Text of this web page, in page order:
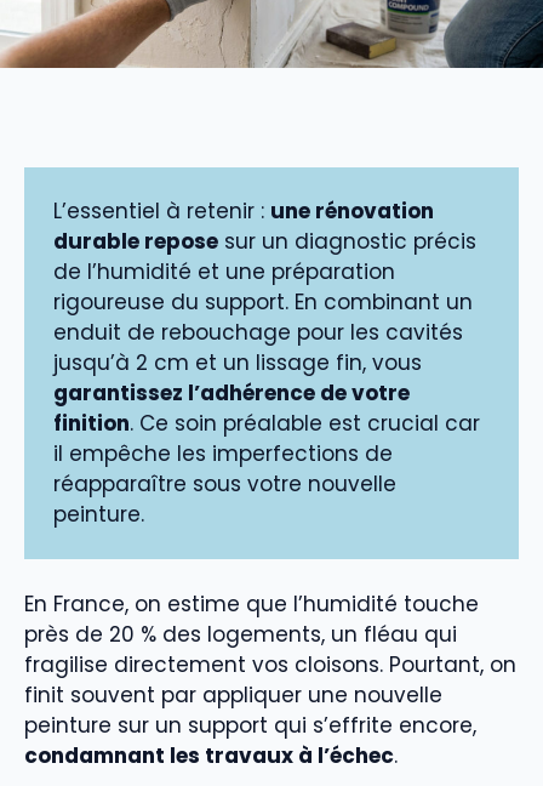
L’essentiel à retenir : une rénovation
durable repose sur un diagnostic précis
de l’humidité et une préparation
rigoureuse du support. En combinant un
enduit de rebouchage pour les cavités
jusqu’à 2 cm et un lissage fin, vous
garantissez l’adhérence de votre
finition. Ce soin préalable est crucial car
il empêche les imperfections de
réapparaître sous votre nouvelle
peinture.
En France, on estime que l’humidité touche
près de 20 % des logements, un fléau qui
fragilise directement vos cloisons. Pourtant, on
finit souvent par appliquer une nouvelle
peinture sur un support qui s’effrite encore,
condamnant les travaux à l’échec.